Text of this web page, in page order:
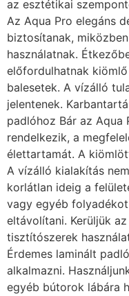
az esztétikai
Az Aqua Pro elegáns
biztosítanak,
használatnak.
előfordulhatnak
balesetek. A vízálló
jelentenek.
padlóhoz Bár az Aqua
rendelkezik, a
élettartamát. A
A vízálló kialakítás
korlátlan ideig a
vagy egyéb
eltávolítani. Kerüljük
tisztítószerek
Érdemes laminált
alkalmazni.
egyéb bútorok lábára